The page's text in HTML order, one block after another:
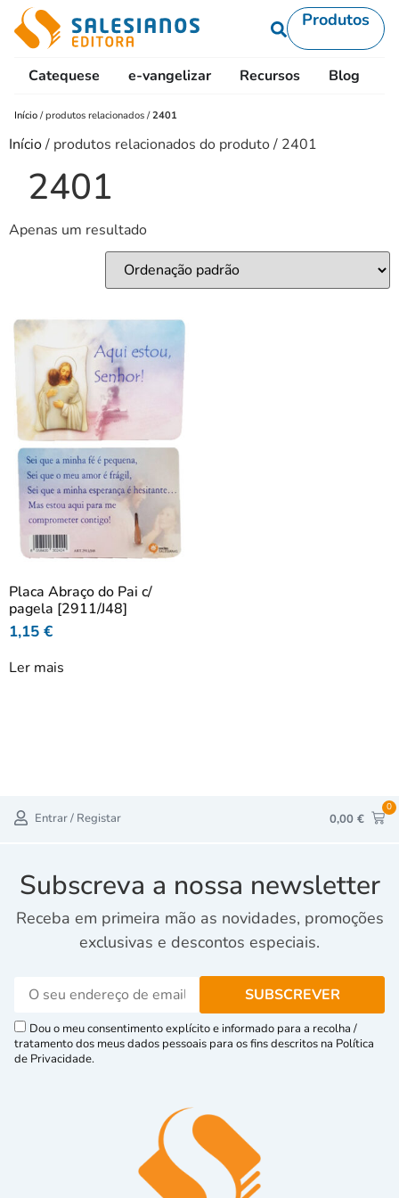
Produtos
Catequese e-vangelizar Recursos Blog
Início /produtos relacionados /2401
Início/ produtos relacionados do produto / 2401
2401
Apenas um resultado
Placa Abraço do Pai c/
pagela [2911/J48]
1,15 €
Ler mais
Entrar / Registar 0,00 €
0
Subscreva a nossa newsletter
Receba em primeira mão as novidades, promoções
exclusivas e descontos especiais.
Dou o meu consentimento explícito e informado para a recolha /
tratamento dos meus dados pessoais para os fins descritos na Política
de Privacidade.